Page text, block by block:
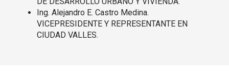
Ing. Alejandro E. Castro Medina.
VICEPRESIDENTE Y REPRESENTANTE EN
CIUDAD VALLES.